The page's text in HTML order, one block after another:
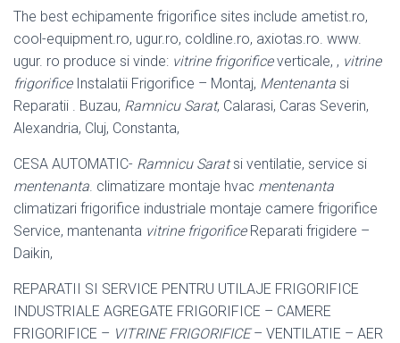
The best echipamente frigorifice sites include ametist.ro,
cool-equipment.ro, ugur.ro, coldline.ro, axiotas.ro. www.
ugur. ro produce si vinde: vitrine frigorificeverticale, , vitrine
frigorificeInstalatii Frigorifice – Montaj, Mentenanta si
Reparatii . Buzau, Ramnicu Sarat, Calarasi, Caras Severin,
Alexandria, Cluj, Constanta,
CESA AUTOMATIC- Ramnicu Saratsi ventilatie, service si
mentenanta. climatizare montaje hvac mentenanta
climatizari frigorifice industriale montaje camere frigorifice
Service, mantenanta vitrine frigorificeReparati frigidere –
Daikin,
REPARATII SI SERVICE PENTRU UTILAJE FRIGORIFICE
INDUSTRIALE AGREGATE FRIGORIFICE – CAMERE
FRIGORIFICE – VITRINE FRIGORIFICE– VENTILATIE – AER